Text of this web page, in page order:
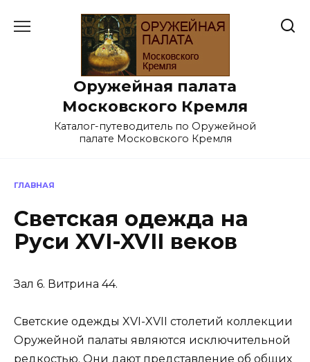
Оружейная палата
Московского Кремля
Каталог-путеводитель по Оружейной
палате Московского Кремля
ГЛАВНАЯ
Светская одежда на
Руси XVI-XVII веков
Зал 6. Витрина 44.
Светские одежды XVI-XVII столетий коллекции
Оружейной палаты являются исключительной
редкостью. Они дают представление об общих